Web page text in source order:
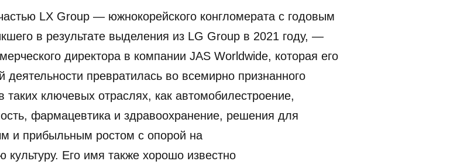
LX Group — южнокорейского конгломерата с годовым
в результате выделения из LG Group в 2021 году, —
директора в компании JAS Worldwide, которая его
превратилась во всемирно признанного
таких ключевых отраслях, как автомобилестроение,
фармацевтика и здравоохранение, решения для
и прибыльным ростом с опорой на
культуру. Его имя также хорошо известно